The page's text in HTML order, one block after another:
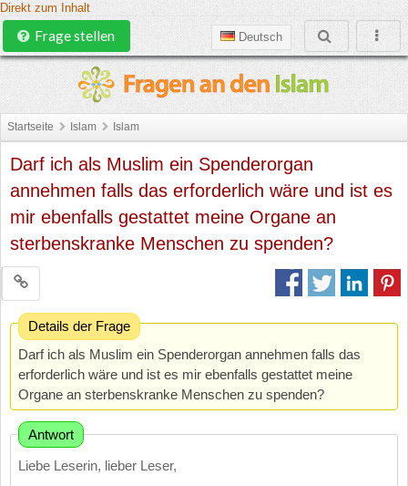
Direkt zum Inhalt
Deutsch
Frage stellen
Startseite Islam Islam
Darf ich als Muslim ein Spenderorgan
annehmen falls das erforderlich wäre und ist es
mir ebenfalls gestattet meine Organe an
sterbenskranke Menschen zu spenden?
Details der Frage
Darf ich als Muslim ein Spenderorgan annehmen falls das
erforderlich wäre und ist es mir ebenfalls gestattet meine
Organe an sterbenskranke Menschen zu spenden?
Antwort
Liebe Leserin, lieber Leser,